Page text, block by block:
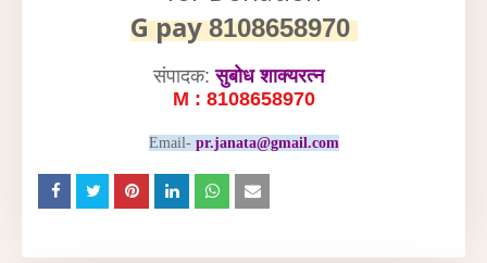
G pay8108658970
संपादक:सुबोध शाक्यरत्न
M : 8108658970
Email- pr.janata@gmail.com